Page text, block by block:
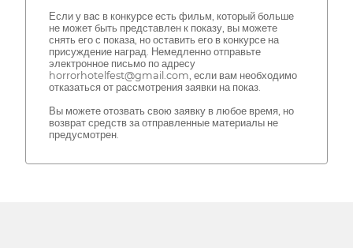
Если у вас в конкурсе есть фильм, который больше
не может быть представлен к показу, вы можете
снять его с показа, но оставить его в конкурсе на
присуждение наград. Немедленно отправьте
электронное письмо по адресу
horrorhotelfest@gmail.com, если вам необходимо
отказаться от рассмотрения заявки на показ.
Вы можете отозвать свою заявку в любое время, но
возврат средств за отправленные материалы не
предусмотрен.